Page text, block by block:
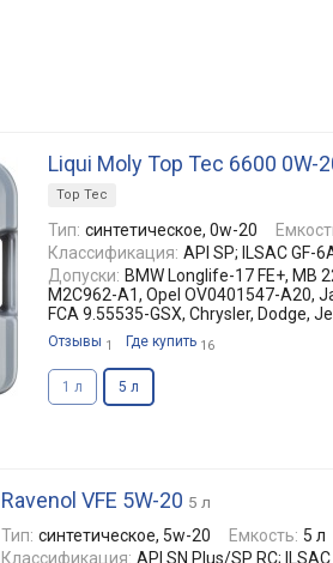
Liqui Moly Top Tec 6600 0W-
Top Tec
Тип: синтетическое, 0w-20
Классификация: API SP; ILSAC GF-
Допуски: BMW Longlife-17 FE+, MB
M2C962-A1, Opel OV0401547-A20,
FCA 9.55535-GSX, Chrysler, Dodge,
Отзывы 1 Где купить 16
1 л 5 л
Ravenol VFE 5W-20 5 л
Тип: синтетическое, 5w-20 Емкость: 5 л
Классификация: API SN Plus/SP RC;